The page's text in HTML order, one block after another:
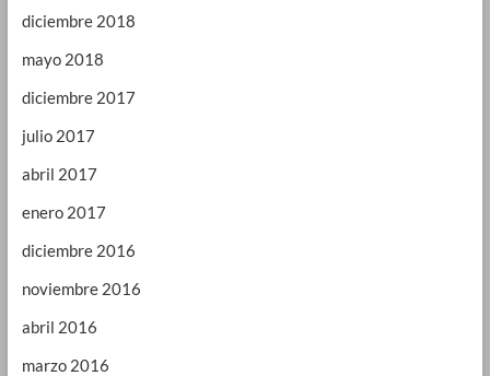
diciembre 2018
mayo 2018
diciembre 2017
julio 2017
abril 2017
enero 2017
diciembre 2016
noviembre 2016
abril 2016
marzo 2016